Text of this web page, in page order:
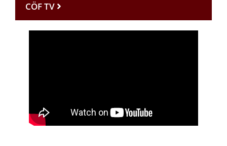
CÖF TV